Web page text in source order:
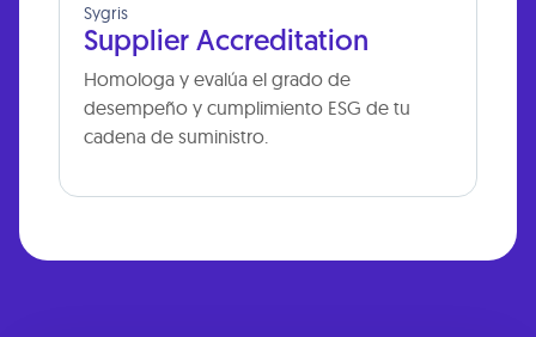
Sygris
Supplier Accreditation
Homologa y evalúa el grado de
desempeño y cumplimiento ESG de tu
cadena de suministro.